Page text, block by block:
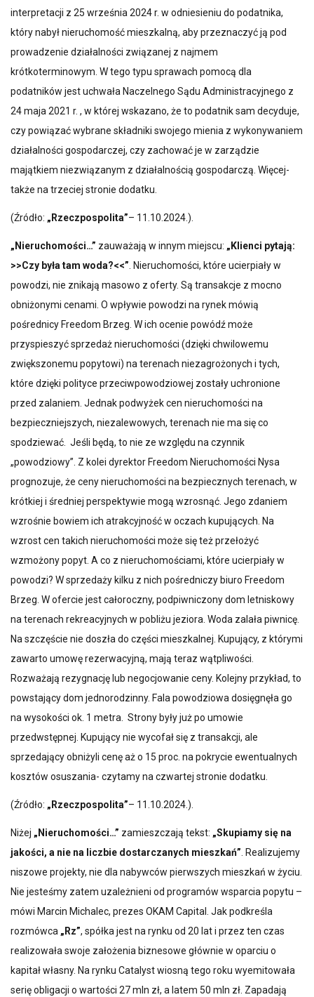
interpretacji z 25 września 2024 r. w odniesieniu do podatnika,
który nabył nieruchomość mieszkalną, aby przeznaczyć ją pod
prowadzenie działalności związanej z najmem
krótkoterminowym. W tego typu sprawach pomocą dla
podatników jest uchwała Naczelnego Sądu Administracyjnego z
24 maja 2021 r. , w której wskazano, że to podatnik sam decyduje,
czy powiązać wybrane składniki swojego mienia z wykonywaniem
działalności gospodarczej, czy zachować je w zarządzie
majątkiem niezwiązanym z działalnością gospodarczą. Więcej-
także na trzeciej stronie dodatku.
(Źródło: „Rzeczpospolita”– 11.10.2024.).
„Nieruchomości…” zauważają w innym miejscu: „Klienci pytają:
>>Czy była tam woda?<<” . Nieruchomości, które ucierpiały w
powodzi, nie znikają masowo z oferty. Są transakcje z mocno
obniżonymi cenami. O wpływie powodzi na rynek mówią
pośrednicy Freedom Brzeg. W ich ocenie powódź może
przyspieszyć sprzedaż nieruchomości (dzięki chwilowemu
zwiększonemu popytowi) na terenach niezagrożonych i tych,
które dzięki polityce przeciwpowodziowej zostały uchronione
przed zalaniem. Jednak podwyżek cen nieruchomości na
bezpieczniejszych, niezalewowych, terenach nie ma się co
spodziewać. Jeśli będą, to nie ze względu na czynnik
„powodziowy”. Z kolei dyrektor Freedom Nieruchomości Nysa
prognozuje, że ceny nieruchomości na bezpiecznych terenach, w
krótkiej i średniej perspektywie mogą wzrosnąć. Jego zdaniem
wzrośnie bowiem ich atrakcyjność w oczach kupujących. Na
wzrost cen takich nieruchomości może się też przełożyć
wzmożony popyt. A co z nieruchomościami, które ucierpiały w
powodzi? W sprzedaży kilku z nich pośredniczy biuro Freedom
Brzeg. W ofercie jest całoroczny, podpiwniczony dom letniskowy
na terenach rekreacyjnych w pobliżu jeziora. Woda zalała piwnicę.
Na szczęście nie doszła do części mieszkalnej. Kupujący, z którymi
zawarto umowę rezerwacyjną, mają teraz wątpliwości.
Rozważają rezygnację lub negocjowanie ceny. Kolejny przykład, to
powstający dom jednorodzinny. Fala powodziowa dosięgnęła go
na wysokości ok. 1 metra. Strony były już po umowie
przedwstępnej. Kupujący nie wycofał się z transakcji, ale
sprzedający obniżyli cenę aż o 15 proc. na pokrycie ewentualnych
kosztów osuszania- czytamy na czwartej stronie dodatku.
(Źródło: „Rzeczpospolita”– 11.10.2024.).
Niżej „Nieruchomości…” zamieszczają tekst: „Skupiamy się na
jakości, a nie na liczbie dostarczanych mieszkań” . Realizujemy
niszowe projekty, nie dla nabywców pierwszych mieszkań w życiu.
Nie jesteśmy zatem uzależnieni od programów wsparcia popytu –
mówi Marcin Michalec, prezes OKAM Capital. Jak podkreśla
rozmówca „Rz”, spółka jest na rynku od 20 lat i przez ten czas
realizowała swoje założenia biznesowe głównie w oparciu o
kapitał własny. Na rynku Catalyst wiosną tego roku wyemitowała
serię obligacji o wartości 27 mln zł, a latem 50 mln zł. Zapadają